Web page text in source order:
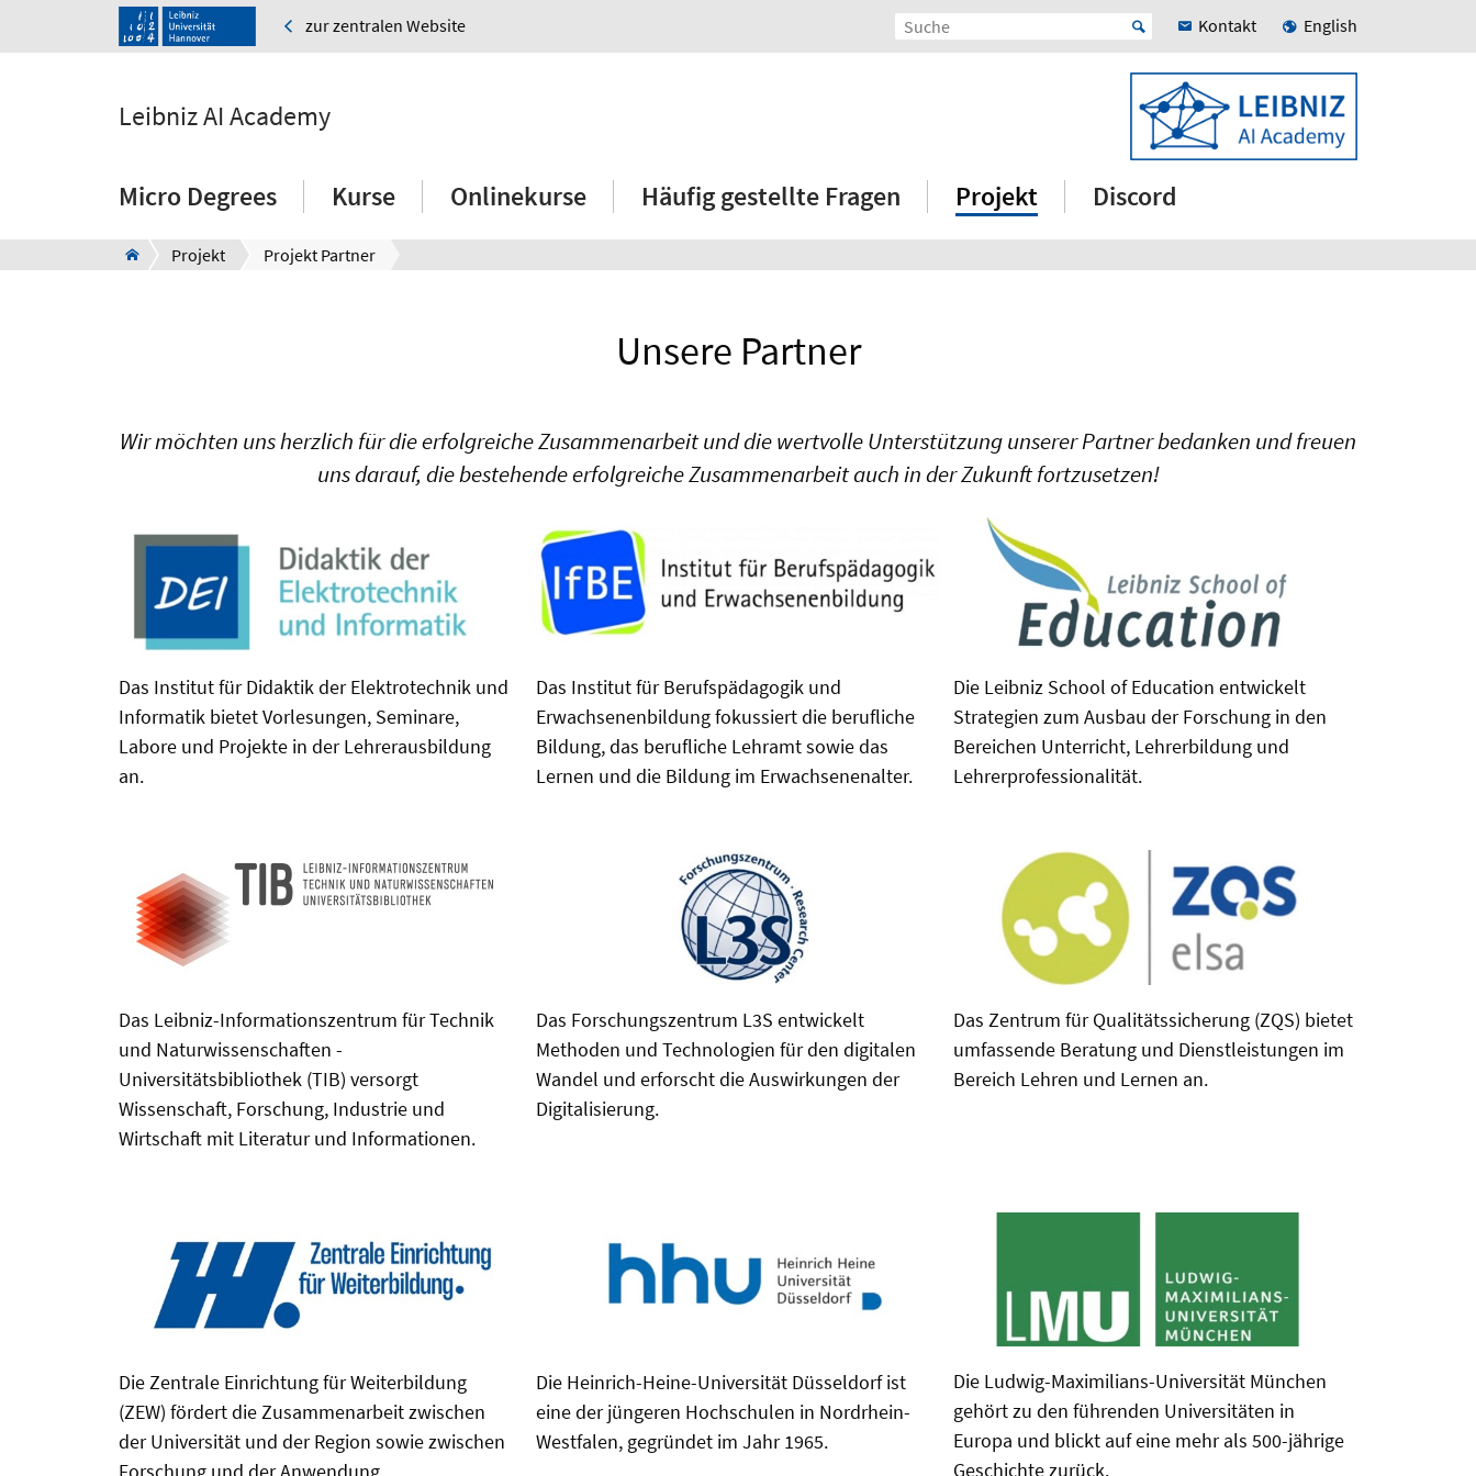
zur zentralen Website Kontakt English
Leibniz AI Academy
Micro Degrees Kurse Onlinekurse Häufig gestellte Fragen Projekt Discord
Projekt Projekt Partner
Unsere Partner
Wir möchten uns herzlich für die erfolgreiche Zusammenarbeit und die wertvolle Unterstützung unserer Partner bedanken und freuen
uns darauf, die bestehende erfolgreiche Zusammenarbeit auch in der Zukunft fortzusetzen!
Das Institut für Didaktik der Elektrotechnik und
Informatik bietet Vorlesungen, Seminare,
Labore und Projekte in der Lehrerausbildung
an.
Das Institut für Berufspädagogik und
Erwachsenenbildung fokussiert die berufliche
Bildung, das berufliche Lehramt sowie das
Lernen und die Bildung im Erwachsenenalter.
Die Leibniz School of Education entwickelt
Strategien zum Ausbau der Forschung in den
Bereichen Unterricht, Lehrerbildung und
Lehrerprofessionalität.
Das Leibniz-Informationszentrum für Technik
und Naturwissenschaften -
Universitätsbibliothek (TIB) versorgt
Wissenschaft, Forschung, Industrie und
Wirtschaft mit Literatur und Informationen.
Das Forschungszentrum L3S entwickelt
Methoden und Technologien für den digitalen
Wandel und erforscht die Auswirkungen der
Digitalisierung.
Das Zentrum für Qualitätssicherung (ZQS) bietet
umfassende Beratung und Dienstleistungen im
Bereich Lehren und Lernen an.
Die Zentrale Einrichtung für Weiterbildung
(ZEW) fördert die Zusammenarbeit zwischen
der Universität und der Region sowie zwischen
Forschung und der Anwendung
Die Heinrich-Heine-Universität Düsseldorf ist
eine der jüngeren Hochschulen in Nordrhein-
Westfalen, gegründet im Jahr 1965.
Die Ludwig-Maximilians-Universität München
gehört zu den führenden Universitäten in
Europa und blickt auf eine mehr als 500-jährige
Geschichte zurück.